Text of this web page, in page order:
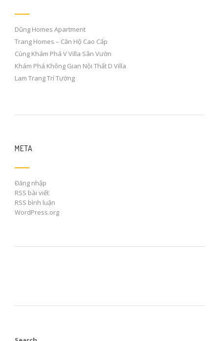
Dũng Homes Apartment
Trang Homes – Căn Hộ Cao Cấp
Cùng Khám Phá V Villa Sân Vườn
Khám Phá Không Gian Nội Thất D Villa
Lam Trang Trí Tường
META
Đăng nhập
RSS bài viết
RSS bình luận
WordPress.org